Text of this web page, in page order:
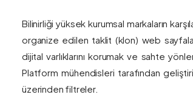
Bilinirliği yüksek kurumsal markaların
organize edilen taklit (klon) web
dijital varlıklarını korumak ve sahte
Platform mühendisleri tarafından
üzerinden filtreler.